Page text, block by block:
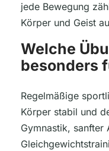
jede Bewegung
Körper und Geist
Welche
besonders
Regelmäßige
Körper stabil und
Gymnastik, sanfter